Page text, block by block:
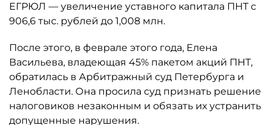
ЕГРЮЛ — увеличение уставного капитала ПНТ с
906,6 тыс. рублей до 1,008 млн.
После этого, в феврале этого года, Елена
Васильева, владеющая 45% пакетом акций ПНТ,
обратилась в Арбитражный суд Петербурга и
Ленобласти. Она просила суд признать решение
налоговиков незаконным и обязать их устранить
допущенные нарушения.